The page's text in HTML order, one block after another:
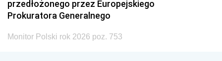
przedłożonego przez Europejskiego
Prokuratora Generalnego
Monitor Polski rok 2026 poz. 753